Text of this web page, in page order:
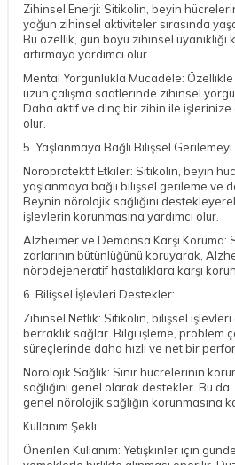
Zihinsel Enerji: Sitikolin, beyin
yoğun zihinsel aktiviteler sırasında
Bu özellik, gün boyu zihinsel
artırmaya yardımcı olur.
Mental Yorgunlukla Mücadele:
uzun çalışma saatlerinde zihinsel
Daha aktif ve dinç bir zihin ile işlerinize
olur.
5. Yaşlanmaya Bağlı Bilişsel Gerilemeyi
Nöroprotektif Etkiler: Sitikolin, beyin
yaşlanmaya bağlı bilişsel gerileme ve
Beynin nörolojik sağlığını
işlevlerin korunmasına yardımcı olur.
Alzheimer ve Demansa Karşı Koruma:
zarlarının bütünlüğünü koruyarak,
nörodejeneratif hastalıklara karşı
6. Bilişsel İşlevleri Destekler:
Zihinsel Netlik: Sitikolin, bilişsel
berraklık sağlar. Bilgi işleme, problem
süreçlerinde daha hızlı ve net bir
Nörolojik Sağlık: Sinir hücrelerinin
sağlığını genel olarak destekler. Bu
genel nörolojik sağlığın korunmasına
Kullanım Şekli:
Önerilen Kullanım: Yetişkinler için